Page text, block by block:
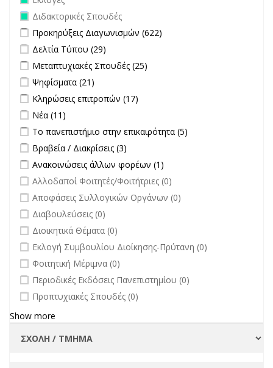
Remove Διδακτορικές Σπουδές filter
Διδακτορικές Σπουδές
Apply Προκηρύξεις Διαγωνισμών filter
Προκηρύξεις Διαγωνισμών (622)
Apply Δελτία Τύπου filter
Δελτία Τύπου (29)
Apply Μεταπτυχιακές Σπουδές filter
Μεταπτυχιακές Σπουδές (25)
Apply Ψηφίσματα filter
Ψηφίσματα (21)
Apply Κληρώσεις επιτροπών filter
Κληρώσεις επιτροπών (17)
Apply Νέα filter
Νέα (11)
Apply Το πανεπιστήμιο στην επικαιρότητα filter
Το πανεπιστήμιο στην επικαιρότητα (5)
Apply Βραβεία / Διακρίσεις filter
Βραβεία / Διακρίσεις (3)
Apply Ανακοινώσεις άλλων φορέων filter
Ανακοινώσεις άλλων φορέων (1)
undefined
Αλλοδαποί Φοιτητές/Φοιτήτριες (0)
undefined
Αποφάσεις Συλλογικών Οργάνων (0)
undefined
Διαβουλεύσεις (0)
undefined
Διοικητικά Θέματα (0)
undefined
Εκλογή Συμβουλίου Διοίκησης-Πρύτανη (0)
undefined
Φοιτητική Μέριμνα (0)
undefined
Περιοδικές Εκδόσεις Πανεπιστημίου (0)
undefined
Προπτυχιακές Σπουδές (0)
Show more